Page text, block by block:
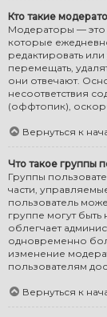
Кто такие
Модераторы — это
которые
редактировать
перемещать,
они отвечают.
несоответствия
(оффтопик),
Вернуться к
Что такое группы
Группы
части,
пользователь
группе могут быть
облегчает
одновременно
изменение
пользователям
Вернуться к